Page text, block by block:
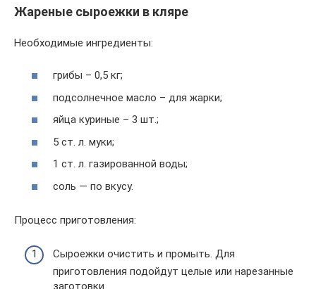
Жареные сыроежки в кляре
Необходимые ингредиенты:
грибы – 0,5 кг;
подсолнечное масло – для жарки;
яйца куриные – 3 шт.;
5 ст. л. муки;
1 ст. л. газированной воды;
соль — по вкусу.
Процесс приготовления:
Сыроежки очистить и промыть. Для
приготовления подойдут целые или нарезанные
заготовки.